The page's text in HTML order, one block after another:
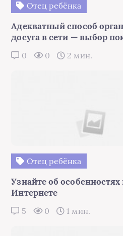
Отец ребёнка
Адекватный способ
досуга в сети — выбор
0 0 2 мин.
Отец ребёнка
Узнайте об особенностях
Интернете
5 0 1 мин.